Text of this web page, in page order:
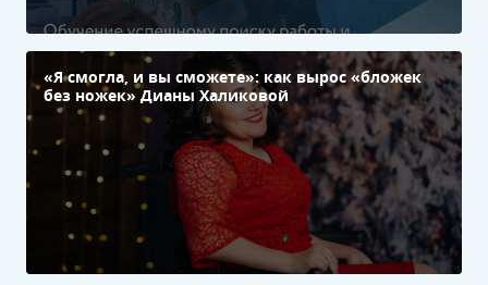
«Я смогла, и вы сможете»: как вырос «бложек
без ножек» Дианы Халиковой